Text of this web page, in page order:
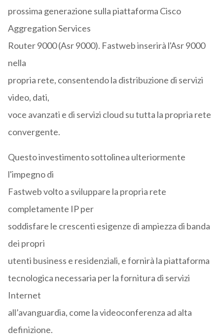
prossima generazione sulla piattaforma Cisco
Aggregation Services
Router 9000 (Asr 9000). Fastweb inserirà l'Asr 9000
nella
propria rete, consentendo la distribuzione di servizi
video, dati,
voce avanzati e di servizi cloud su tutta la propria rete
convergente.
Questo investimento sottolinea ulteriormente
l'impegno di
Fastweb volto a sviluppare la propria rete
completamente IP per
soddisfare le crescenti esigenze di ampiezza di banda
dei propri
utenti business e residenziali, e fornirà la piattaforma
tecnologica necessaria per la fornitura di servizi
Internet
all’avanguardia, come la videoconferenza ad alta
definizione.